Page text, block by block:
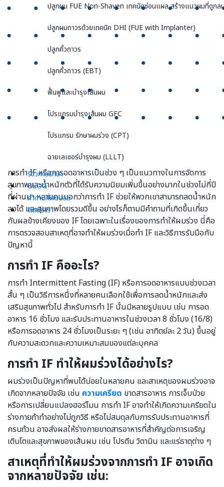
ปลูกผม FUE Non-Shaven เทคนิคซ่อนแผล สร้างแนวผมที่ดูกล
ปลูกผมถาวรด้วยเทคนิค DHI (FUE with Implanter)
ปลูกคิ้วถาวร
ปลูกคิ้วถาวร (EBT)
ฟื้นฟูและบำรุงเส้นผม
โปรแกรมบำรุงเส้นผม GFC
โปรแกรม รักษาผมร่วง (CPT)
ฉายเลเซอร์บำรุงผม (LLLT)
รีวิวการรักษา
BLOG
คำถามที่พบบ่อย
ติดต่อเรา
การทำ IF หรือการอดอาหารเป็นช่วง ๆ เป็นแนวทางในการจัดการ
สุขภาพและน้ำหนักตัวที่ได้รับความนิยมเพิ่มขึ้นอย่างมากในช่วงไม่กี่ปี
ที่ผ่านมา หลายคนบอกว่าการทำ IF ช่วยให้พวกเขาสามารถลดน้ำหนัก
ลงได้ และสุขภาพโดยรวมดีขึ้น อย่างไรก็ตามมีคำถามที่เกิดขึ้นเกี่ยว
กับผลข้างเคียงของ IF โดยเฉพาะในเรื่องของการทำให้ผมร่วง นี่คือ
การตรวจสอบสาเหตุที่อาจทำให้ผมร่วงเมื่อทำ IF และวิธีการรับมือกับ
ปัญหานี้
การทำ IF คืออะไร?
การทำ Intermittent Fasting (IF) หรือการอดอาหารแบบช่วงเวลา
สั้น ๆ เป็นวิธีการหนึ่งที่หลายคนเลือกใช้เพื่อการลดน้ำหนักและส่ง
เสริมสุขภาพทั่วไป สำหรับการทำ IF นั้นมีหลายรูปแบบ เช่น การอด
อาหาร 16 ชั่วโมง และรับประทานอาหารในช่วงเวลา 8 ชั่วโมง (16/8)
หรือการอดอาหาร 24 ชั่วโมงเป็นระยะ ๆ (เช่น อาทิตย์ละ 2 วัน) ขึ้นอยู่
กับความสะดวกและความเหมาะสมของแต่ละบุคคล
การทำ IF ทำให้ผมร่วงได้อย่างไร?
ผมร่วงเป็นปัญหาที่พบได้บ่อยในหลายคน และสาเหตุของผมร่วงอาจ
เกิดจากหลายปัจจัย เช่น ความเครียด ขาดสารอาหาร การเจ็บป่วย
หรือการเปลี่ยนแปลงฮอร์โมน การทำ IF อาจทำให้เกิดความเครียดใน
ร่างกายถ้าทำอย่างไม่ถูกวิธี หรือไม่สมดุลกับการรับประทานอาหารที่
ครบถ้วน อาจส่งผลให้ร่างกายขาดสารอาหารที่สำคัญต่อการเจริญ
เติบโตและสุขภาพของเส้นผม เช่น โปรตีน วิตามิน และแร่ธาตุต่าง ๆ
สาเหตุที่ทำให้ผมร่วงจากการทำ IF อาจเกิด
จากหลายปัจจัย เช่น: